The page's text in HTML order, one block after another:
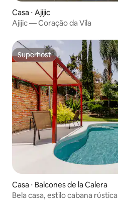
Casa ⋅ Ajijic
Ajijic — Coração da Vila
Superhost
Superhost
Casa ⋅ Balcones de la Calera
Bela casa, estilo cabana rústica